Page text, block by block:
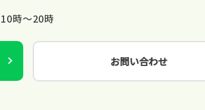
10時～20時
お問い合わせ